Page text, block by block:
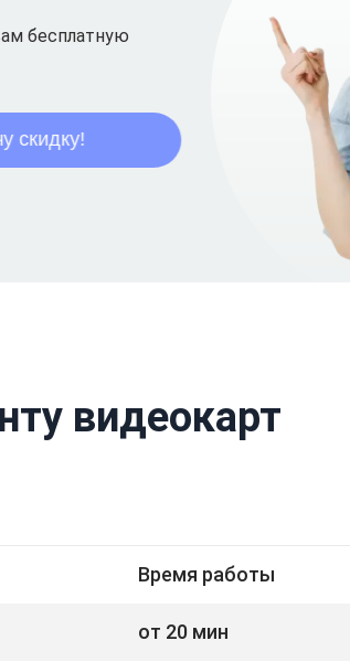
бесплатную
видеокарт
Время работы
от 20 мин